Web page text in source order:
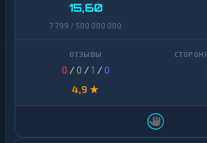
15,60
7 799 / 500 000 000
0 / 0 /1 /0
4,9 ★